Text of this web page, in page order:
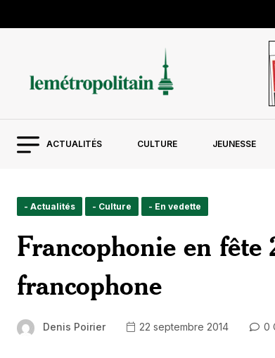
ACTUALITÉS CULTURE JEUNESSE
- Actualités - Culture - En vedette
Francophonie en fête
francophone
Denis Poirier 22 septembre 2014 0